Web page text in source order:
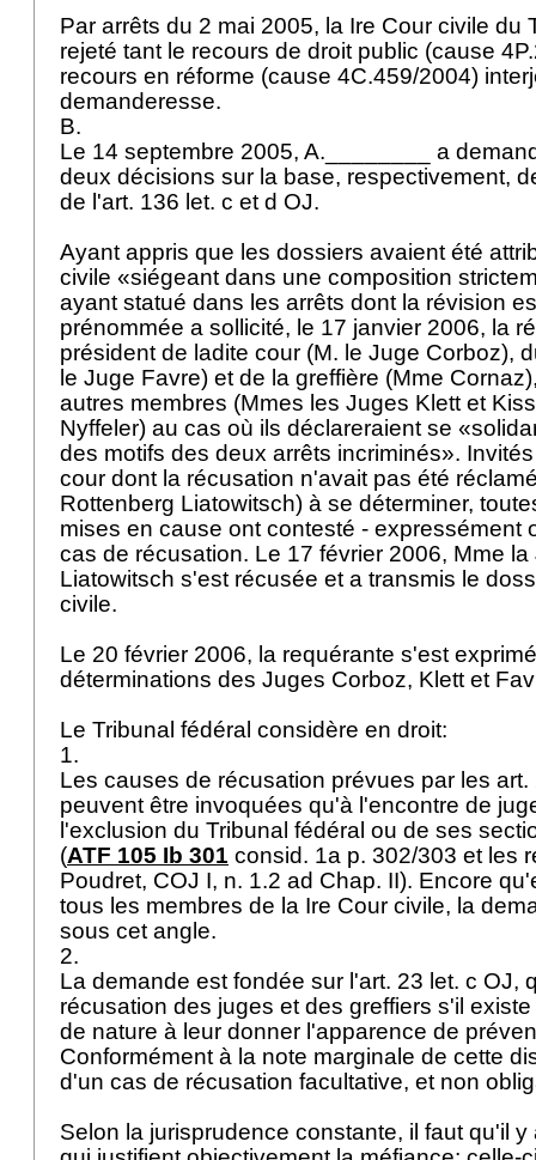
Par arrêts du 2 mai 2005, la Ire Cour civile du
rejeté tant le recours de droit public (cause
recours en réforme (cause 4C.459/2004)
demanderesse.
B.
Le 14 septembre 2005, A.________ a
deux décisions sur la base, respectivement,
de l'art. 136 let. c et d OJ.
Ayant appris que les dossiers avaient été
civile «siégeant dans une composition
ayant statué dans les arrêts dont la révision
prénommée a sollicité, le 17 janvier 2006, la
président de ladite cour (M. le Juge Corboz),
le Juge Favre) et de la greffière (Mme
autres membres (Mmes les Juges Klett et
Nyffeler) au cas où ils déclareraient se
des motifs des deux arrêts incriminés».
cour dont la récusation n'avait pas été
Rottenberg Liatowitsch) à se déterminer,
mises en cause ont contesté - expressément
cas de récusation. Le 17 février 2006, Mme
Liatowitsch s'est récusée et a transmis le
civile.
Le 20 février 2006, la requérante s'est
déterminations des Juges Corboz, Klett et
Le Tribunal fédéral considère en droit:
1.
Les causes de récusation prévues par les art.
peuvent être invoquées qu'à l'encontre de
l'exclusion du Tribunal fédéral ou de ses
(ATF 105 Ib 301 consid. 1a p. 302/303 et les
Poudret, COJ I, n. 1.2 ad Chap. II). Encore
tous les membres de la Ire Cour civile, la
sous cet angle.
2.
La demande est fondée sur l'art. 23 let. c OJ,
récusation des juges et des greffiers s'il
de nature à leur donner l'apparence de
Conformément à la note marginale de cette
d'un cas de récusation facultative, et non
Selon la jurisprudence constante, il faut qu'il